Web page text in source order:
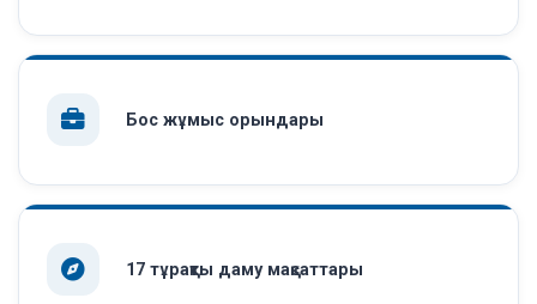
Бос жұмыс орындары
17 тұрақты даму мақсаттары